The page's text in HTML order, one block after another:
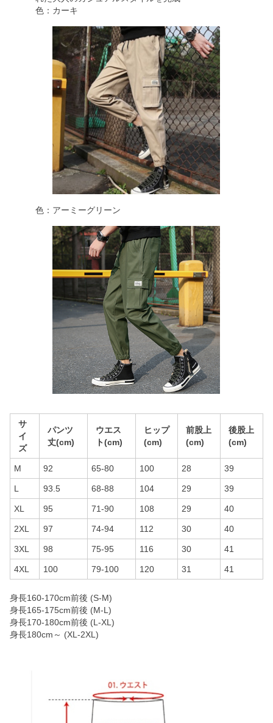
色：カーキ
色：アーミーグリーン
サ
イ
ズ
パンツ
丈(cm)
ウエス
ト(cm)
ヒップ
(cm)
前股上
(cm)
後股上
(cm)
M 92 65-80 100 28 39
L 93.5 68-88 104 29 39
XL 95 71-90 108 29 40
2XL 97 74-94 112 30 40
3XL 98 75-95 116 30 41
4XL 100 79-100 120 31 41
身長160-170cm前後 (S-M)
身長165-175cm前後 (M-L)
身長170-180cm前後 (L-XL)
身長180cm～ (XL-2XL)